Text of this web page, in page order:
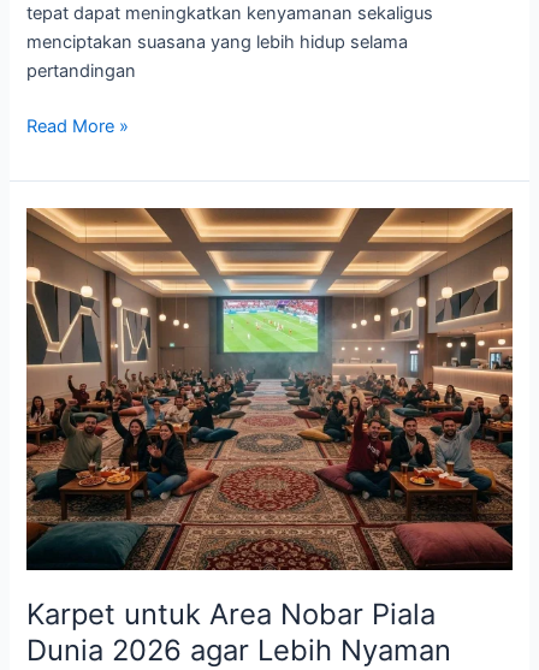
tepat dapat meningkatkan kenyamanan sekaligus
menciptakan suasana yang lebih hidup selama
pertandingan
Read More »
Karpet untuk Area Nobar Piala
Dunia 2026 agar Lebih Nyaman
Karpet
untuk
Area
Nobar
Piala
Dunia
2026
agar
Lebih
Nyaman